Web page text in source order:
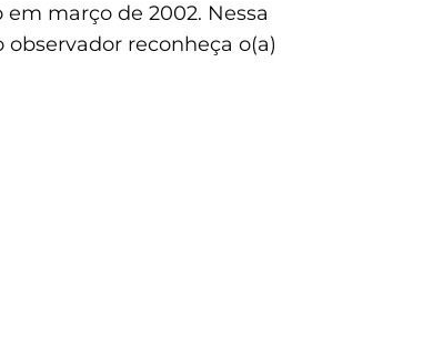
março de 2002. Nessa
reconheça o(a)